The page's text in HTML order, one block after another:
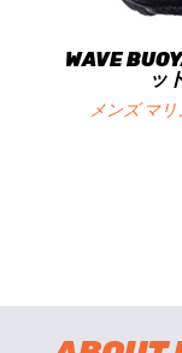
WAVE
ッ
メンズ マ